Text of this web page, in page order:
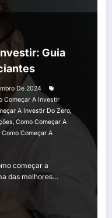
Guia
De 2024
Começar A Investir
A Investir Do Zero,
, Como Começar A
Como Começar A
começar a
das melhores…